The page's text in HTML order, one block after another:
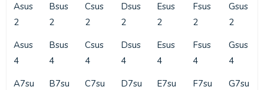
Asus
2
Bsus
2
Csus
2
Dsus
2
Esus
2
Fsus
2
Gsus
2
Asus
4
Bsus
4
Csus
4
Dsus
4
Esus
4
Fsus
4
Gsus
4
A7su
B7su
C7su
D7su
E7su
F7su
G7su